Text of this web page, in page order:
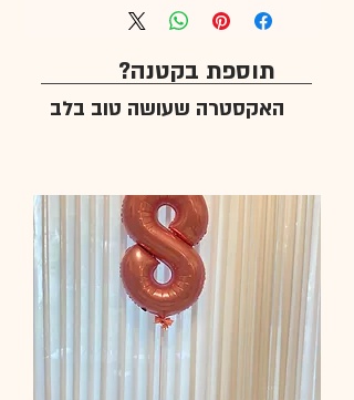
תוספת בקטנה?
האקסטרה שעושה טוב בלב